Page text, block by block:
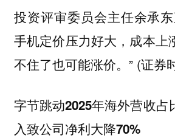
投资评审委员会主任余承
手机定价压力好大，成本上
不住了也可能涨价。” (证券
字节跳动2025年海外营收占
入致公司净利大降70%